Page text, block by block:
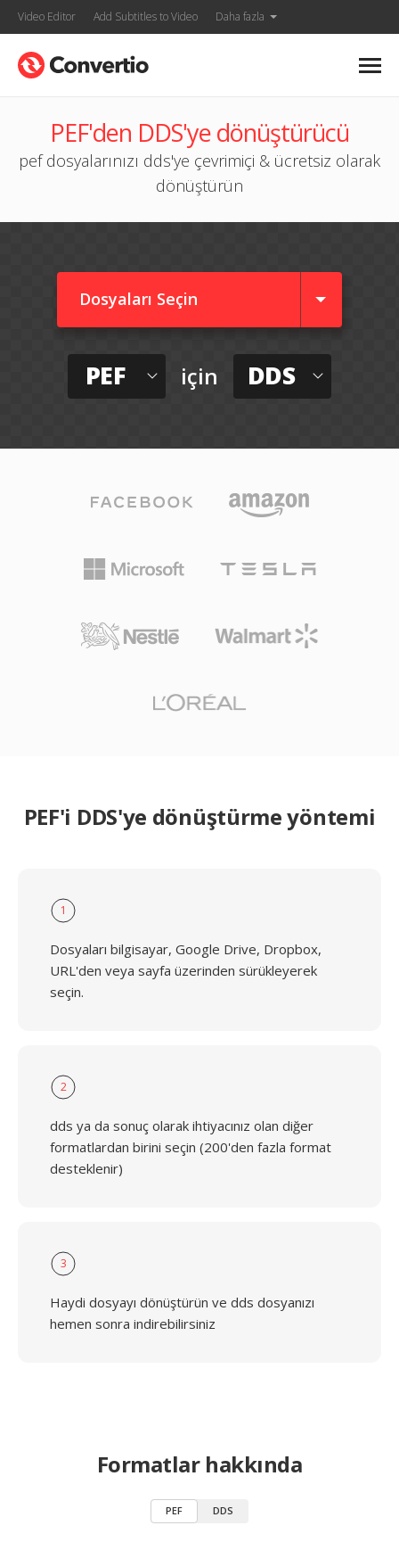
Video Editor Add Subtitles to Video Daha fazla
PEF'den DDS'ye dönüştürücü
pef dosyalarınızı dds'ye çevrimiçi & ücretsiz olarak
dönüştürün
Dosyaları Seçin
PEF için DDS
PEF'i DDS'ye dönüştürme yöntemi
1
Dosyaları bilgisayar, Google Drive, Dropbox,
URL'den veya sayfa üzerinden sürükleyerek
seçin.
2
dds ya da sonuç olarak ihtiyacınız olan diğer
formatlardan birini seçin (200'den fazla format
desteklenir)
3
Haydi dosyayı dönüştürün ve dds dosyanızı
hemen sonra indirebilirsiniz
Formatlar hakkında
PEF DDS